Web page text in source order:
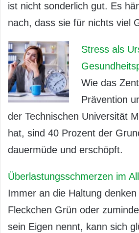
ist nicht sonderlich gut. Es
nach, dass sie für nichts viel
Stress als
Wie das
Prävention
der Technischen Universität
hat, sind 40 Prozent der
dauermüde und erschöpft.
Überlastungsschmerzen im
Immer an die Haltung denken
Fleckchen Grün oder
sein Eigen nennt, kann sich